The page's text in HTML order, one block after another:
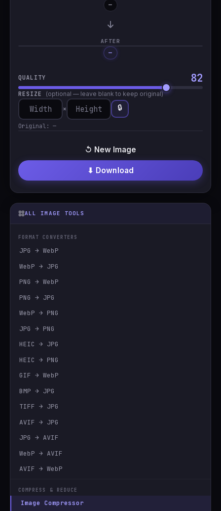
—
AFTER
Processing…
—
QUALITY 82
RESIZE (optional — leave blank to keep original)
× 🔒
Original: —
⬇ Download
↺ New Image
ALL IMAGE TOOLS
FORMAT CONVERTERS
JPG → WebP
WebP → JPG
PNG → WebP
PNG → JPG
WebP → PNG
JPG → PNG
HEIC → JPG
HEIC → PNG
GIF → WebP
BMP → JPG
TIFF → JPG
AVIF → JPG
JPG → AVIF
WebP → AVIF
AVIF → WebP
COMPRESS & REDUCE
Image Compressor